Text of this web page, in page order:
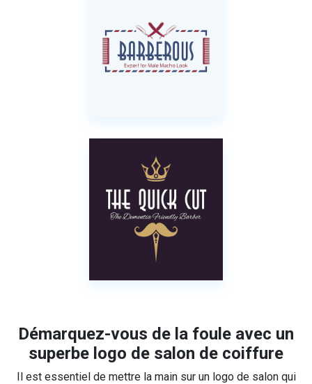
Démarquez-vous de la foule avec un
superbe logo de salon de coiffure
Il est essentiel de mettre la main sur un logo de salon qui